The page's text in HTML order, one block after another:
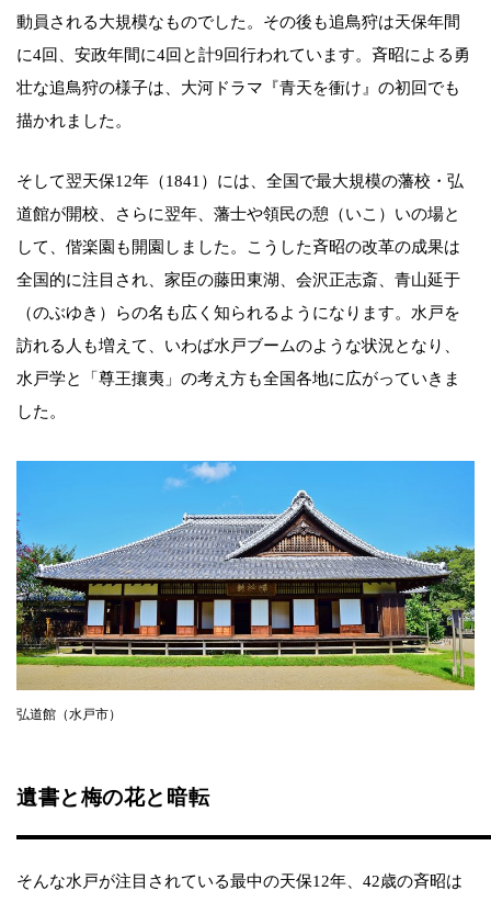
動員される大規模なものでした。その後も追鳥狩は天保年間
に4回、安政年間に4回と計9回行われています。斉昭による勇
壮な追鳥狩の様子は、大河ドラマ『青天を衝け』の初回でも
描かれました。
そして翌天保12年（1841）には、全国で最大規模の藩校・弘
道館が開校、さらに翌年、藩士や領民の憩（いこ）いの場と
して、偕楽園も開園しました。こうした斉昭の改革の成果は
全国的に注目され、家臣の藤田東湖、会沢正志斎、青山延于
（のぶゆき）らの名も広く知られるようになります。水戸を
訪れる人も増えて、いわば水戸ブームのような状況となり、
水戸学と「尊王攘夷」の考え方も全国各地に広がっていきま
した。
弘道館（水戸市）
遺書と梅の花と暗転
そんな水戸が注目されている最中の天保12年、42歳の斉昭は